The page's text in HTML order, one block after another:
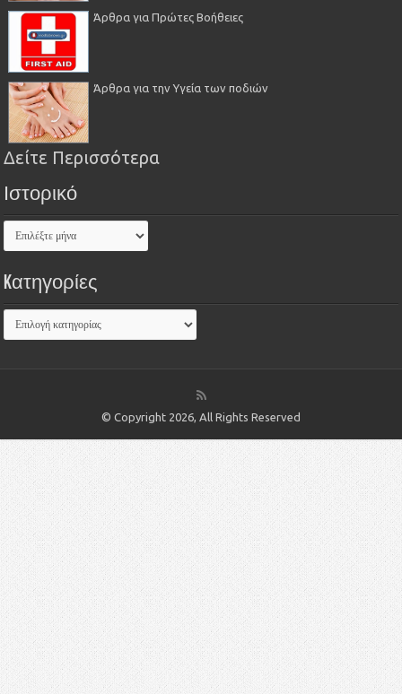
Άρθρα για Πρώτες Βοήθειες
Άρθρα για την Υγεία των ποδιών
Δείτε Περισσότερα
Ιστορικό
Kατηγορίες
© Copyright 2026, All Rights Reserved